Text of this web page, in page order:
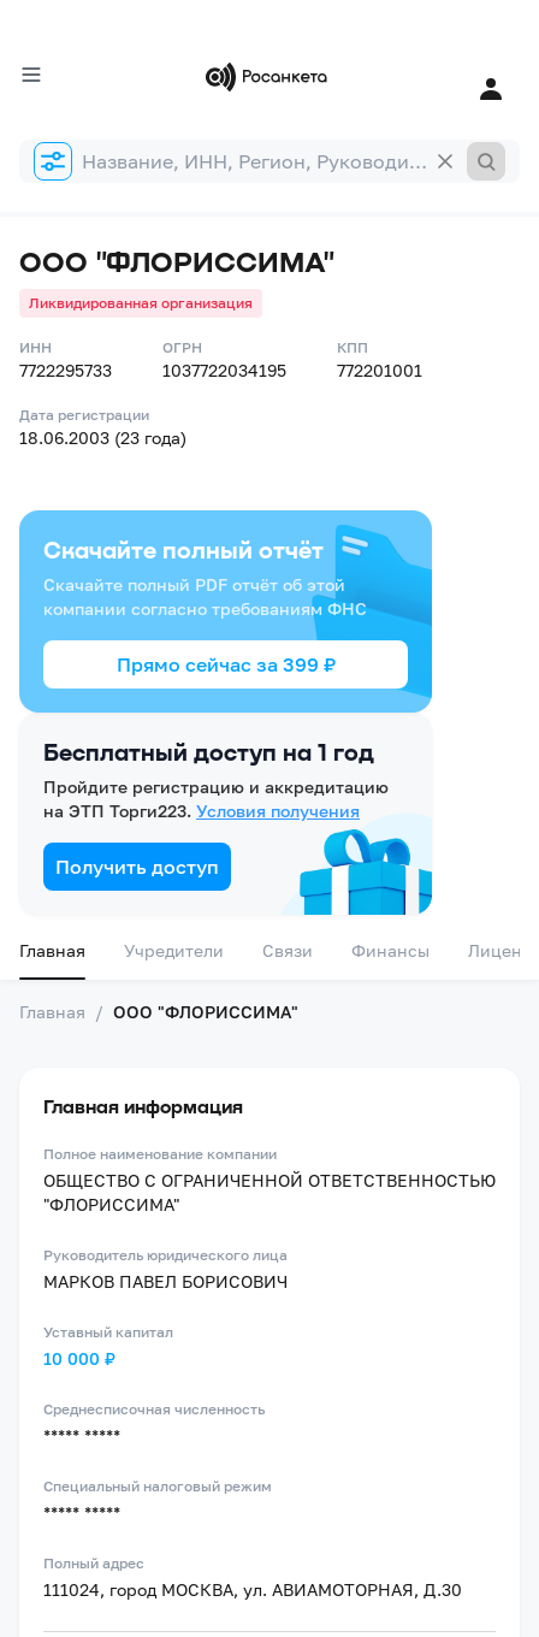
Форма
поиска
ООО "ФЛОРИССИМА"
Ликвидированная организация
ИНН
7722295733
ОГРН
1037722034195
КПП
772201001
Дата регистрации
18.06.2003 (23 года)
Бесплатный доступ на 1 год
Пройдите регистрацию и аккредитацию
на ЭТП Торги223. Условия получения
Получить доступ
Скачайте полный отчёт
Скачайте полный PDF отчёт об этой
компании согласно требованиям ФНС
Прямо сейчас за 399 ₽
Главная Учредители Связи Финансы
Главная / ООО "ФЛОРИССИМА"
Главная информация
Полное наименование компании
ОБЩЕСТВО С ОГРАНИЧЕННОЙ ОТВЕТСТВЕННОСТЬЮ
"ФЛОРИССИМА"
Руководитель юридического лица
МАРКОВ ПАВЕЛ БОРИСОВИЧ
Уставный капитал
10 000 ₽
Среднесписочная численность
***** *****
Специальный налоговый режим
***** *****
Полный адрес
111024, город МОСКВА, ул. АВИАМОТОРНАЯ, Д.30